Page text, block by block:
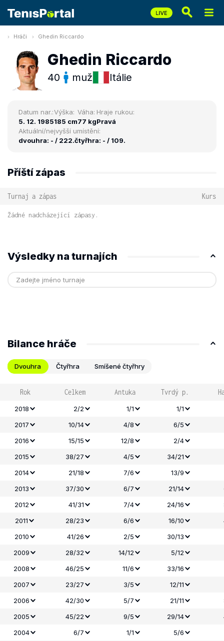
Hráči Ghedin Riccardo
Ghedin Riccardo
40 muž Itálie
Datum nar.:
5. 12. 1985
Výška:
185 cm
Váha:
77 kg
Hraje rukou:
Pravá
Aktuální/nejvyšší umístění:
dvouhra: - / 222.čtyřhra: - / 109.
Příští zápas
Turnaj a zápas Kurs
Žádné nadcházející zápasy.
Výsledky na turnajích
Bilance hráče
Dvouhra Čtyřhra Smíšené čtyřhry
Rok Celkem Antuka Tvrdý p.
2018 2/2 1/1
1/1
2017
10/14 4/8
6/5
2016
15/15 12/8
2/4
2015
38/27 4/5
34/21
2014
21/18 7/6
13/9
2013
37/30 6/7 21/14
2012
41/31 7/4 24/16
2011
28/23 6/6 16/10
2010
41/26 2/5 30/13
2009
28/32 14/12 5/12
2008
46/25 11/6 33/16
2007
23/27 3/5 12/11
2006
42/30 5/7 21/11
2005
45/22 9/5 29/14
2004
6/7 1/1
5/6